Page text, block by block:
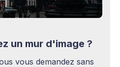
un mur d'image ?
vous demandez sans